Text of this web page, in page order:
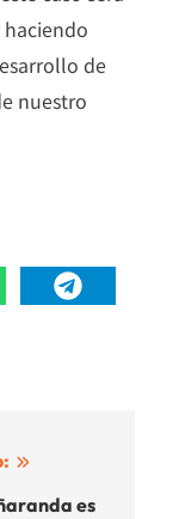
haciendo
de
nuestro
es